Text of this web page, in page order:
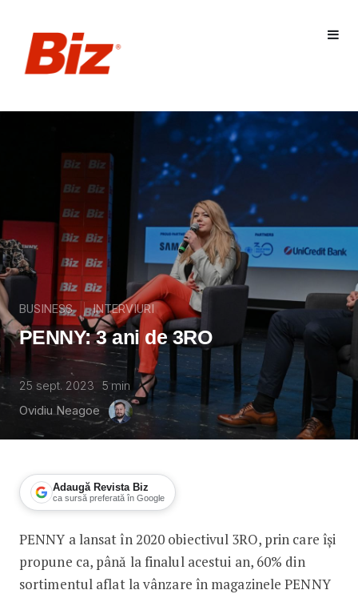
BUSINESS INTERVIURI
PENNY: 3 ani de 3RO
25 sept. 2023 5 min
Ovidiu Neagoe
Adaugă Revista Biz
ca sursă preferată în Google
PENNY: 3 ani de 3RO
PENNY a lansat în 2020 obiectivul 3RO, prin care își
propune ca, până la finalul acestui an, 60% din
sortimentul aflat la vânzare în magazinele PENNY